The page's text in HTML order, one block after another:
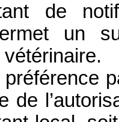
de
un
de